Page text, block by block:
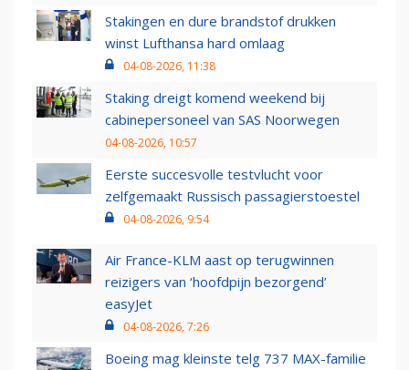
Stakingen en dure brandstof drukken
winst Lufthansa hard omlaag
04-08-2026, 11:38
Staking dreigt komend weekend bij
cabinepersoneel van SAS Noorwegen
04-08-2026, 10:57
Eerste succesvolle testvlucht voor
zelfgemaakt Russisch passagierstoestel
04-08-2026, 9:54
Air France-KLM aast op terugwinnen
reizigers van ‘hoofdpijn bezorgend’
easyJet
04-08-2026, 7:26
Boeing mag kleinste telg 737 MAX-familie